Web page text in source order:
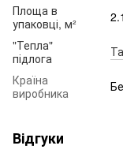
Площа в
упаковці, м²
"Тепла"
підлога
Країна
виробника
Відгуки